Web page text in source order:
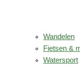
Wandelen
Fietsen &
Watersport